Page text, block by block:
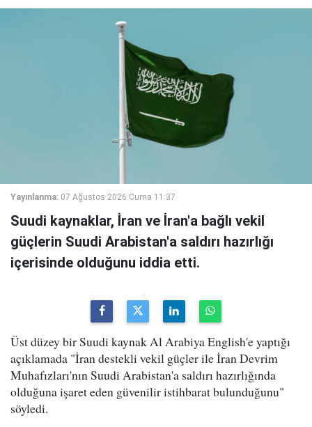
Yayınlanma: 07 Ağustos 2026 Cuma 11:37
Suudi kaynaklar, İran ve İran'a bağlı vekil
güçlerin Suudi Arabistan'a saldırı hazırlığı
içerisinde olduğunu iddia etti.
Üst düzey bir Suudi kaynak Al Arabiya English'e yaptığı
açıklamada "İran destekli vekil güçler ile İran Devrim
Muhafızları'nın Suudi Arabistan'a saldırı hazırlığında
olduğuna işaret eden güvenilir istihbarat bulunduğunu"
söyledi.